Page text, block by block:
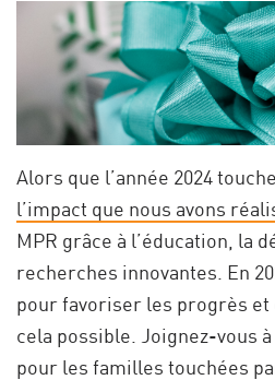
Alors que l’année 2024
l’impact que nous avons
MPR grâce à l’éducation, la
recherches innovantes. En
pour favoriser les progrès
cela possible. Joignez-vous
pour les familles touchées